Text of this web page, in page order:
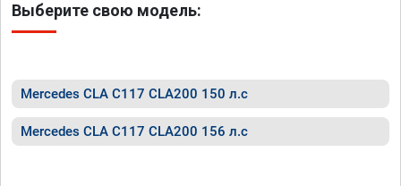
Выберите свою модель:
Mercedes CLA C117 CLA200 150 л.с
Mercedes CLA C117 CLA200 156 л.с